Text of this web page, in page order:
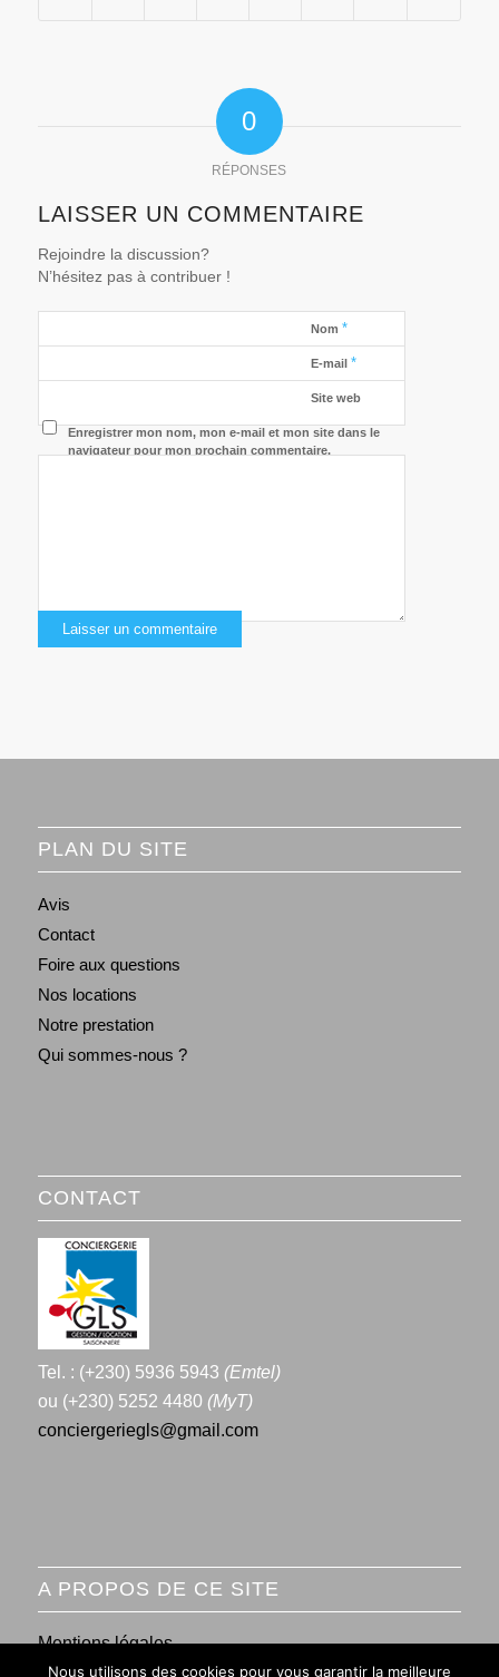
0
RÉPONSES
LAISSER UN COMMENTAIRE
Rejoindre la discussion?
N’hésitez pas à contribuer !
Nom *
E-mail *
Site web
Enregistrer mon nom, mon e-mail et mon site dans le
navigateur pour mon prochain commentaire.
PLAN DU SITE
Avis
Contact
Foire aux questions
Nos locations
Notre prestation
Qui sommes-nous ?
CONTACT
Tel. : (+230) 5936 5943 (Emtel)
ou (+230) 5252 4480 (MyT)
conciergeriegls@gmail.com
A PROPOS DE CE SITE
Mentions légales
Nous utilisons des cookies pour vous garantir la meilleure